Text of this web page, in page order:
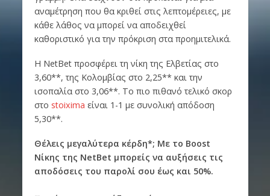
αναμέτρηση που θα κριθεί στις λεπτομέρειες, με
κάθε λάθος να μπορεί να αποδειχθεί
καθοριστικό για την πρόκριση στα προημιτελικά.
Η NetBet προσφέρει τη νίκη της Ελβετίας στο
3,60**, της Κολομβίας στο 2,25** και την
ισοπαλία στο 3,06**. Το πιο πιθανό τελικό σκορ
στο stoixima είναι 1-1 με συνολική απόδοση
5,30**.
Θέλεις μεγαλύτερα κέρδη*; Με το Boost
Νίκης της NetBet μπορείς να αυξήσεις τις
αποδόσεις του παρολί σου έως και 50%.